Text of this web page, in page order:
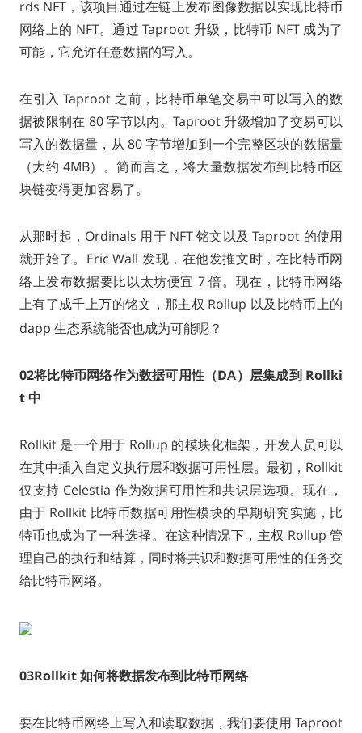
rds NFT，该项目通过在链上发布图像数据以实现比特币
网络上的 NFT。通过 Taproot 升级，比特币 NFT 成为了
可能，它允许任意数据的写入。
在引入 Taproot 之前，比特币单笔交易中可以写入的数
据被限制在 80 字节以内。Taproot 升级增加了交易可以
写入的数据量，从 80 字节增加到一个完整区块的数据量
（大约 4MB）。简而言之，将大量数据发布到比特币区
块链变得更加容易了。
从那时起，Ordinals 用于 NFT 铭文以及 Taproot 的使用
就开始了。Eric Wall 发现，在他发推文时，在比特币网
络上发布数据要比以太坊便宜 7 倍。现在，比特币网络
上有了成千上万的铭文，那主权 Rollup 以及比特币上的
dapp 生态系统能否也成为可能呢？
02将比特币网络作为数据可用性（DA）层集成到 Rollki
t 中
Rollkit 是一个用于 Rollup 的模块化框架，开发人员可以
在其中插入自定义执行层和数据可用性层。最初，Rollkit
仅支持 Celestia 作为数据可用性和共识层选项。现在，
由于 Rollkit 比特币数据可用性模块的早期研究实施，比
特币也成为了一种选择。在这种情况下，主权 Rollup 管
理自己的执行和结算，同时将共识和数据可用性的任务交
给比特币网络。
03Rollkit 如何将数据发布到比特币网络
要在比特币网络上写入和读取数据，我们要使用 Taproot